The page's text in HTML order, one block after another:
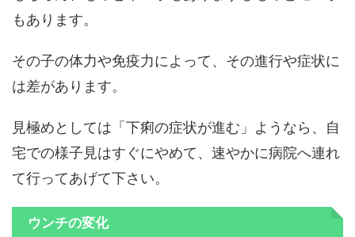
もあります。
その子の体力や免疫力によって、その進行や症状に
は差があります。
見極めとしては「下痢の症状が進む」ようなら、自
宅での様子見はすぐにやめて、速やかに病院へ連れ
て行ってあげて下さい。
ウンチの変化